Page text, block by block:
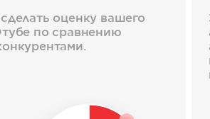
оценку вашего
по сравнению